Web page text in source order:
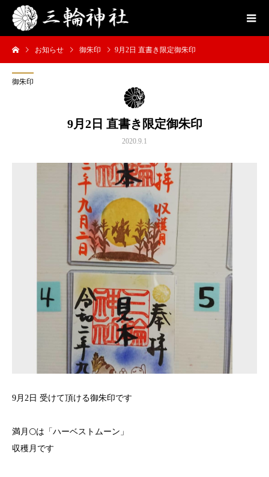
お知らせ 御朱印 9月2日 直書き限定御朱印
御朱印
9月2日 直書き限定御朱印
2020.9.1
9月2日 受けて頂ける御朱印です
満月🌕は「ハーベストムーン」
収穫月です